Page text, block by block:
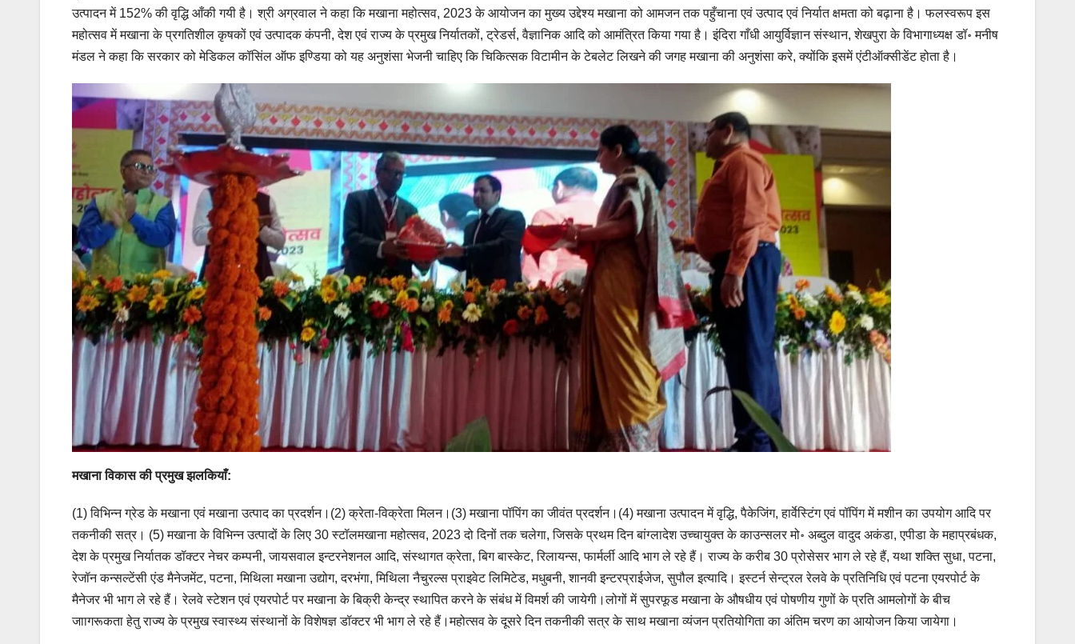
उत्पादन में 152% की वृद्धि आँकी गयी है। श्री अग्रवाल ने कहा कि मखाना महोत्सव, 2023 के आयोजन का मुख्य उद्देश्य मखाना को आमजन तक पहुँचाना एवं उत्पाद एवं निर्यात क्षमता को बढ़ाना है। फलस्वरूप इस
महोत्सव में मखाना के प्रगतिशील कृषकों एवं उत्पादक कंपनी, देश एवं राज्य के प्रमुख निर्यातकों, ट्रेडर्स, वैज्ञानिक आदि को आमंत्रित किया गया है। इंदिरा गाँधी आयुर्विज्ञान संस्थान, शेखपुरा के विभागाध्यक्ष डॉ॰ मनीष
मंडल ने कहा कि सरकार को मेडिकल कॉसिंल ऑफ इण्डिया को यह अनुशंसा भेजनी चाहिए कि चिकित्सक विटामीन के टेबलेट लिखने की जगह मखाना की अनुशंसा करे, क्योंकि इसमें एंटीऑक्सीडेंट होता है।
मखाना विकास की प्रमुख झलकियाँ:
(1) विभिन्न ग्रेड के मखाना एवं मखाना उत्पाद का प्रदर्शन।(2) क्रेता-विक्रेता मिलन।(3) मखाना पॉपिंग का जीवंत प्रदर्शन।(4) मखाना उत्पादन में वृद्धि, पैकेजिंग, हार्वेस्टिंग एवं पॉपिंग में मशीन का उपयोग आदि पर
तकनीकी सत्र। (5) मखाना के विभिन्न उत्पादों के लिए 30 स्टॉलमखाना महोत्सव, 2023 दो दिनों तक चलेगा, जिसके प्रथम दिन बांग्लादेश उच्चायुक्त के काउन्सलर मो॰ अब्दुल वादुद अकंडा, एपीडा के महाप्रबंधक,
देश के प्रमुख निर्यातक डॉक्टर नेचर कम्पनी, जायसवाल इन्टरनेशनल आदि, संस्थागत क्रेता, बिग बास्केट, रिलायन्स, फार्मर्ली आदि भाग ले रहे हैं। राज्य के करीब 30 प्रोसेसर भाग ले रहे हैं, यथा शक्ति सुधा, पटना,
रेजॉन कन्सल्टेंसी एंड मैनेजमेंट, पटना, मिथिला मखाना उद्योग, दरभंगा, मिथिला नैचुरल्स प्राइवेट लिमिटेड, मधुबनी, शानवी इन्टरप्राईजेज, सुपौल इत्यादि। इस्टर्न सेन्ट्रल रेलवे के प्रतिनिधि एवं पटना एयरपोर्ट के
मैनेजर भी भाग ले रहे हैं। रेलवे स्टेशन एवं एयरपोर्ट पर मखाना के बिक्री केन्द्र स्थापित करने के संबंध में विमर्श की जायेगी।लोगों में सुपरफूड मखाना के औषधीय एवं पोषणीय गुणों के प्रति आमलोगों के बीच
जाागरूकता हेतु राज्य के प्रमुख स्वास्थ्य संस्थानों के विशेषज्ञ डॉक्टर भी भाग ले रहे हैं।महोत्सव के दूसरे दिन तकनीकी सत्र के साथ मखाना व्यंजन प्रतियोगिता का अंतिम चरण का आयोजन किया जायेगा।